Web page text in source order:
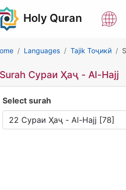
Holy Quran
Languages Tajik Тоҷикӣ
Surah Сураи Ҳаҷ - Al-Hajj
Select surah